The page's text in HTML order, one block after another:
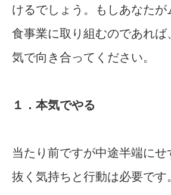
けるでしょう。もしあなたが
食事業に取り組むのであれば
気で向き合ってください。
１．本気でやる
当たり前ですが中途半端にせ
抜く気持ちと行動は必要です